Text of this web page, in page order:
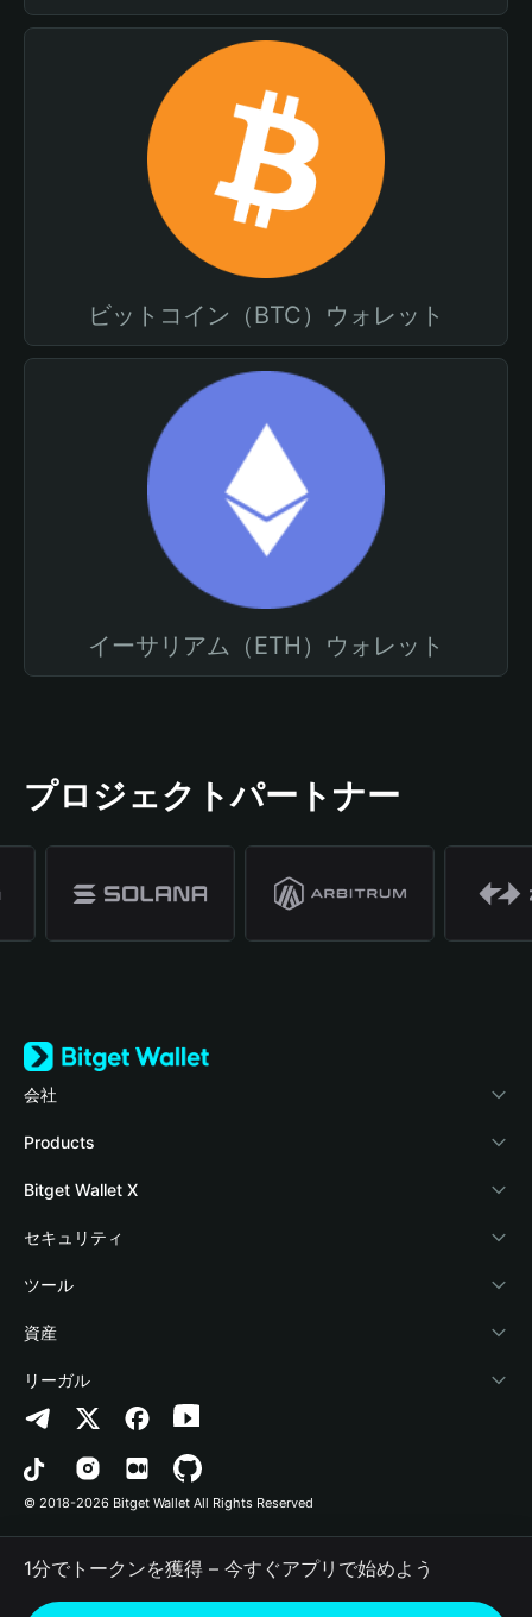
ビットコイン（BTC）ウォレット
イーサリアム（ETH）ウォレット
プロジェクトパートナー
会社
Bitget Walletについて
ブログ
アカデミー
暗号資産ニュース
Help Center
お問い合わせ
ブランドリソース
キャリア
Products
Crypto Card
Stablecoin Earn
Payfi Crypto
Crypto Swap API
Altcoin Season Index
Prediction Markets
DApp
RWA
Bitget Wallet X
デベロッパー
ウォレットを接続
Bitget Wallet Pay
プロジェクトを掲載
セキュリティ
保護基金
セキュリティ技術
ツール
暗号資産を購入
認証検出
コントラクト検出
一括送金
資産
Arbitrum
Avalanche
Bitcoin
Polygon
リーガル
プライバシーポリシー
利用規約
© 2018-2026 Bitget Wallet All Rights Reserved
1分でトークンを獲得 – 今すぐアプリで始めよう